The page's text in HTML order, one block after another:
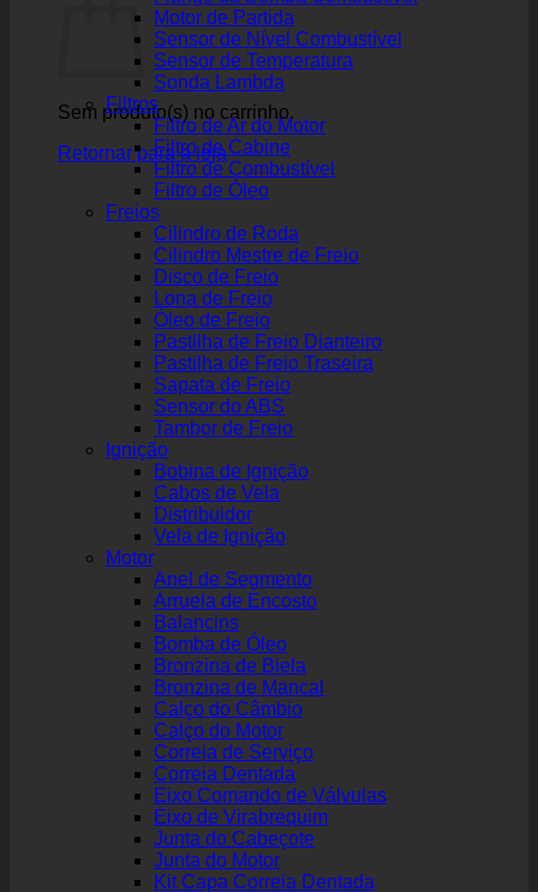
Sem produto(s) no carrinho.
Retornar para a loja
Motor de Partida
Sensor de Nível Combustível
Sensor de Temperatura
Sonda Lambda
Filtros
Filtro de Ar do Motor
Filtro de Cabine
Filtro de Combustível
Filtro de Óleo
Freios
Cilindro de Roda
Cilindro Mestre de Freio
Disco de Freio
Lona de Freio
Óleo de Freio
Pastilha de Freio Dianteiro
Pastilha de Freio Traseira
Sapata de Freio
Sensor do ABS
Tambor de Freio
Ignição
Bobina de Ignição
Cabos de Vela
Distribuidor
Vela de Ignição
Motor
Anel de Segmento
Arruela de Encosto
Balancins
Bomba de Óleo
Bronzina de Biela
Bronzina de Mancal
Calço do Câmbio
Calço do Motor
Correia de Serviço
Correia Dentada
Eixo Comando de Válvulas
Eixo de Virabrequim
Junta do Cabeçote
Junta do Motor
Kit Capa Correia Dentada